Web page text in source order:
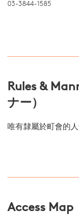
03-3844-1585
Rules &
ナー）
唯有隸屬於町會的
Access Map